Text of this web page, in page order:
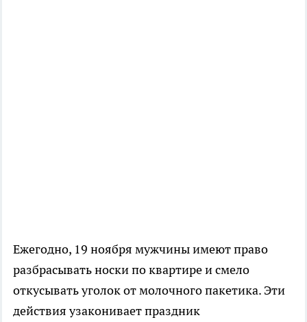
Ежегодно, 19 ноября мужчины имеют право
разбрасывать носки по квартире и смело
откусывать уголок от молочного пакетика. Эти
действия узаконивает праздник